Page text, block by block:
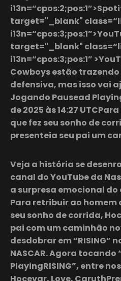
target="_blank"
target="_blank"
i13n=“cpos:3;pos:1”
Cowboys estão
defensiva, mas isso vai
Jogando Pausead
de 2025 às 14:27
que fez seu sonho de
presenteia seu pai um
Veja a história se
canal do YouTube da
a surpresa emocional
Para retribuir ao homem
seu sonho de corrida,
pai com um caminhão
desdobrar em “RISING”
NASCAR. Agora tocando
PlayingRISING”, entre